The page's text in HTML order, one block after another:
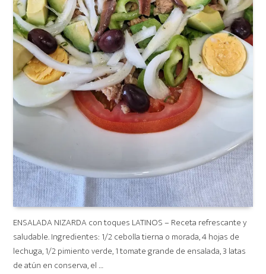
ENSALADA NIZARDA con toques LATINOS – Receta refrescante y
saludable. Ingredientes: 1/2 cebolla tierna o morada, 4 hojas de
lechuga, 1/2 pimiento verde, 1 tomate grande de ensalada, 3 latas
de atún en conserva, el …